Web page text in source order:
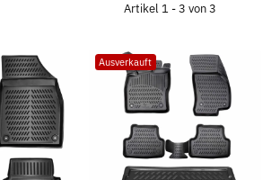
Artikel 1 - 3 von 3
Ausverkauft